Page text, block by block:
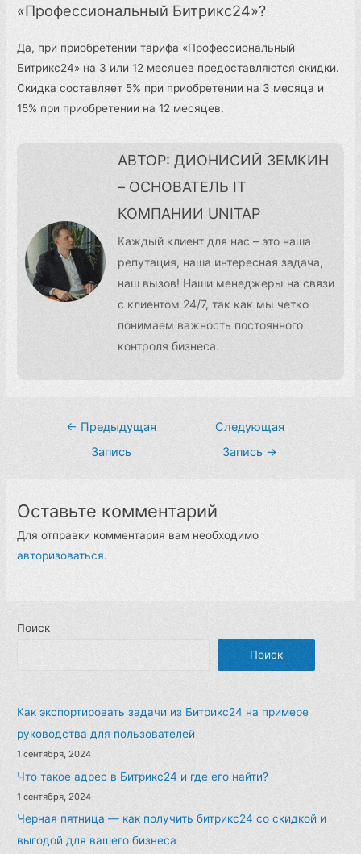
«Профессиональный Битрикс24»?
Да, при приобретении тарифа «Профессиональный
Битрикс24» на 3 или 12 месяцев предоставляются скидки.
Скидка составляет 5% при приобретении на 3 месяца и
15% при приобретении на 12 месяцев.
АВТОР: ДИОНИСИЙ ЗЕМКИН
– ОСНОВАТЕЛЬ IT
КОМПАНИИ UNITAP
Каждый клиент для нас – это наша
репутация, наша интересная задача,
наш вызов! Наши менеджеры на связи
с клиентом 24/7, так как мы четко
понимаем важность постоянного
контроля бизнеса.
Навигация
записям
← Предыдущая
Запись
Следующая
Запись →
Оставьте комментарий
Для отправки комментария вам необходимо
авторизоваться.
Поиск
Поиск
Как экспортировать задачи из Битрикс24 на примере
руководства для пользователей
1 сентября, 2024
Что такое адрес в Битрикс24 и где его найти?
1 сентября, 2024
Черная пятница — как получить битрикс24 со скидкой и
выгодой для вашего бизнеса